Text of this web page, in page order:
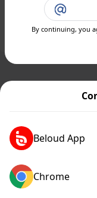
Beloud App
Chrome
By continuing, you